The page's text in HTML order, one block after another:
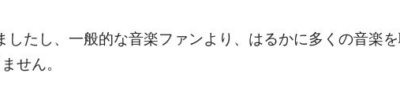
たし、一般的な音楽ファンより、はるかに多くの音楽
せん。